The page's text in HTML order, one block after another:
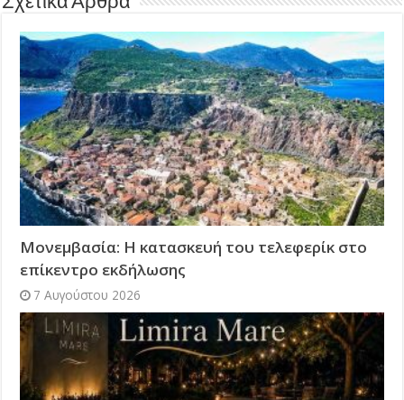
Μονεμβασία: Η κατασκευή του τελεφερίκ στο
επίκεντρο εκδήλωσης
7 Αυγούστου 2026